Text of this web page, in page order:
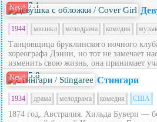
New! 7.1
1944 мюзикл мелодрама комедия
Танцовщица бруклинского ночного
хореографа Дэнни, но тот не замечает
изменить свою жизнь, она принимает
New! 5.8 Стингари
1934 драма мелодрама комедия США
1874 год, Австралия. Хильда Бувери —